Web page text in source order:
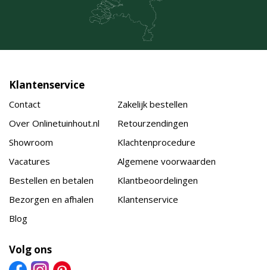
Klantenservice
Contact
Over Onlinetuinhout.nl
Showroom
Vacatures
Bestellen en betalen
Bezorgen en afhalen
Blog
Zakelijk bestellen
Retourzendingen
Klachtenprocedure
Algemene voorwaarden
Klantbeoordelingen
Klantenservice
Volg ons